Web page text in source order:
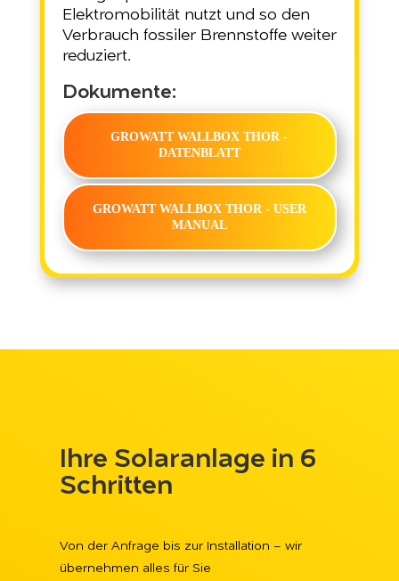
Elektromobilität nutzt und so den
Verbrauch fossiler Brennstoffe weiter
reduziert.
Dokumente:
GROWATT WALLBOX THOR -
DATENBLATT
GROWATT WALLBOX THOR - USER
MANUAL
Ihre Solaranlage in 6
Schritten
Von der Anfrage bis zur Installation – wir
übernehmen alles für Sie